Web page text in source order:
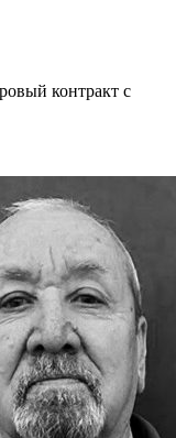
контракт с